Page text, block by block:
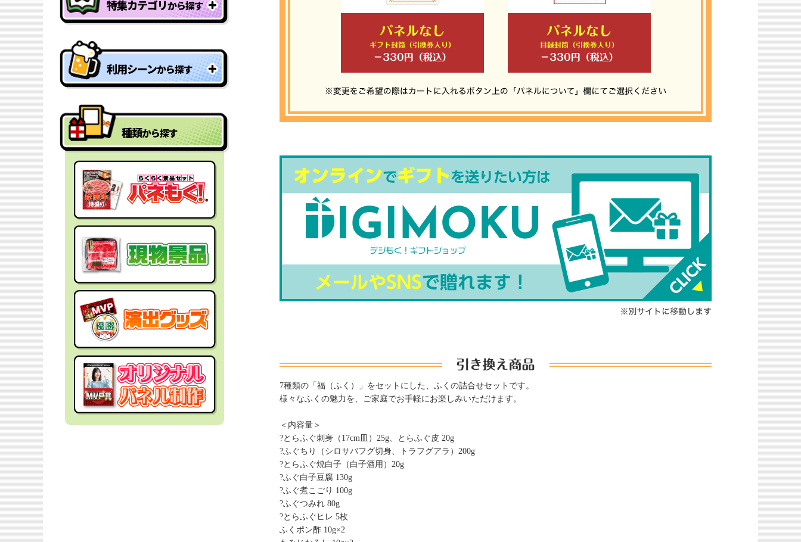
特集カテゴリから探す
型抜きパネル景品
一年分景品
参加賞・残念賞
スペシャルプライス
迷った時にはコレ！
盛り上げたい時はコレ！
面白・変わった景品
金運アップ！？景品
男性向け景品
女性向け景品
利用シーンから探す
ゴルフコンペの景品
ビンゴ景品
宴会の景品
社内表彰の景品
社内イベントの景品
福利厚生・インセンティブ
結婚式の景品
忘年会の景品
種類から探す
7種類の「福（ふく）」をセットにした、ふくの詰合せセットです。
様々なふくの魅力を、ご家庭でお手軽にお楽しみいただけます。
＜内容量＞
?とらふぐ刺身（17cm皿）25g、とらふぐ皮 20g
?ふぐちり（シロサバフグ切身、トラフグアラ）200g
?とらふぐ焼白子（白子酒用）20g
?ふぐ白子豆腐 130g
?ふぐ煮こごり 100g
?ふぐつみれ 80g
?とらふぐヒレ 5枚
ふくポン酢 10g×2